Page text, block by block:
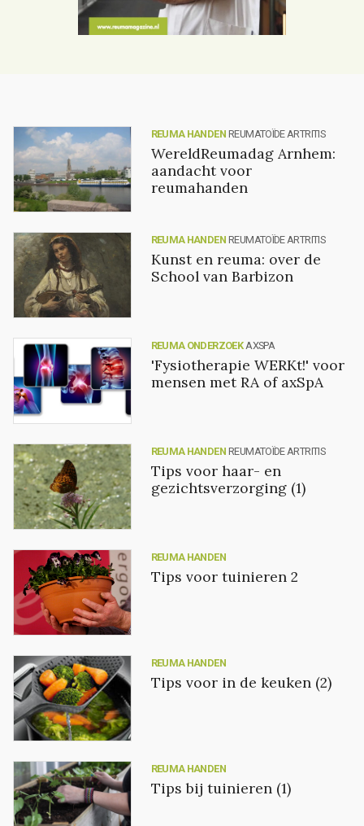
REUMA HANDEN REUMATOÏDE ARTRITIS
WereldReumadag Arnhem:
aandacht voor
reumahanden
REUMA HANDEN REUMATOÏDE ARTRITIS
Kunst en reuma: over de
School van Barbizon
REUMA ONDERZOEK AXSPA
'Fysiotherapie WERKt!' voor
mensen met RA of axSpA
REUMA HANDEN REUMATOÏDE ARTRITIS
Tips voor haar- en
gezichtsverzorging (1)
REUMA HANDEN
Tips voor tuinieren 2
REUMA HANDEN
Tips voor in de keuken (2)
REUMA HANDEN
Tips bij tuinieren (1)